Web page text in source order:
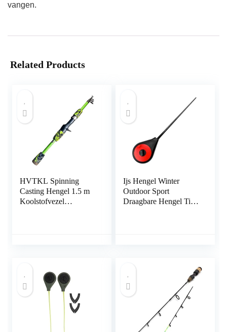
vangen.
Related Products
HVTKL Spinning
Casting Hengel 1.5 m
Koolstofvezel
Ijs Hengel Winter
Outdoor Sport
Draagbare Hengel Tip